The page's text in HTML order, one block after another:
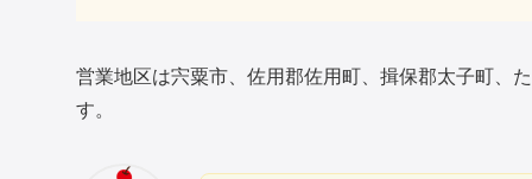
営業地区は宍粟市、佐用郡佐用町、揖保郡太子町、
す。